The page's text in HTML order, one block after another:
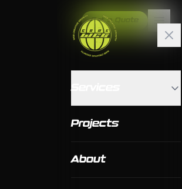
Get a Quote
Projects
About